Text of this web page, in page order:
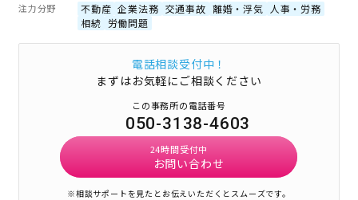
注力分野 不動産 企業法務 交通事故 離婚・浮気
人事・労務
相続 労働問題
電話相談受付中！
まずはお気軽にご相談ください
この事務所の電話番号
050-3138-4603
24時間受付中
お問い合わせ
※相談サポートを見たとお伝えいただくとスムーズです。